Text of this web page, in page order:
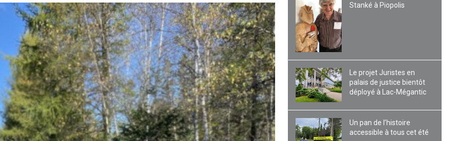
Stanké à Piopolis
Le projet Juristes en
palais de justice bientôt
déployé à Lac-Mégantic
Un pan de l’histoire
accessible à tous cet été